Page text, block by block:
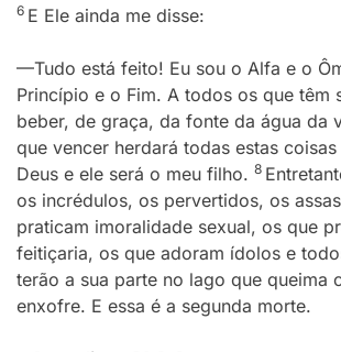
6 E Ele ainda me disse:
—Tudo está feito! Eu sou o Alfa e o
Princípio e o Fim. A todos os que têm
beber, de graça, da fonte da água da
que vencer herdará todas estas
Deus e ele será o meu filho. 8
os incrédulos, os pervertidos, os
praticam imoralidade sexual, os que
feitiçaria, os que adoram ídolos e
terão a sua parte no lago que queima
enxofre. E essa é a segunda morte.